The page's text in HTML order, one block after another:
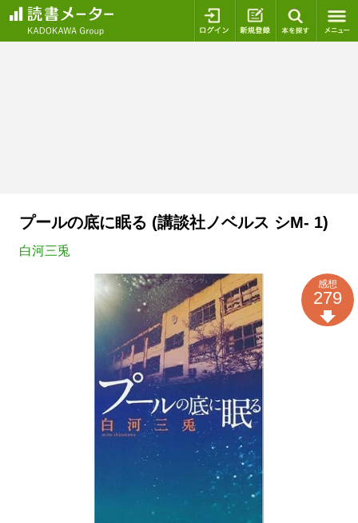
ログイン 新規登録
プールの底に眠る (講談社ノベルス シM- 1)
白河三兎
感想
279